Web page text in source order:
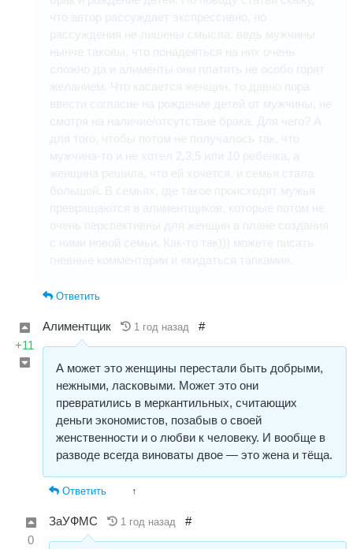
Ответить
+11
Алиментщик 1 год назад #
А может это женщины перестали быть добрыми,
нежными, ласковыми. Может это они
превратились в меркантильных, считающих
деньги экономистов, позабыв о своей
женственности и о любви к человеку. И вообще в
разводе всегда виноваты двое — это жена и тёща.
Ответить ↑
0
ЗаУФМС 1 год назад #